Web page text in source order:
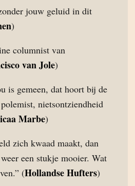
jouw geluid in dit
)
columnist van
van Jole)
is gemeen, dat hoort bij de
nietsontziendheid
Marbe)
zich kwaad maakt, dan
een stukje mooier. Wat
(Hollandse Hufters)